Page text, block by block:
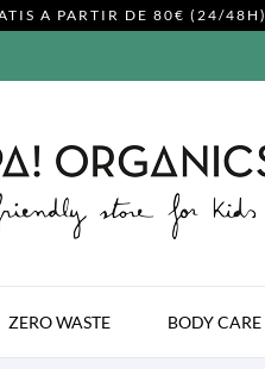
A PARTIR DE 80€ (24/48H)
ZERO WASTE BODY CARE